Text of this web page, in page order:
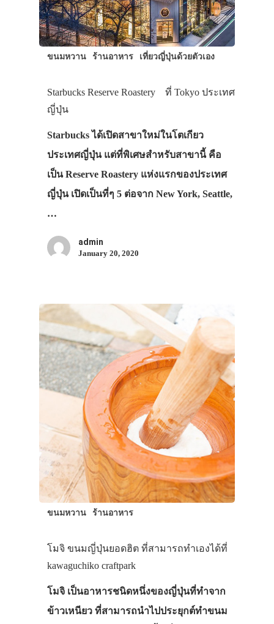
ขนมหวาน ร้านอาหาร เที่ยวญี่ปุ่นด้วยตัวเอง
Starbucks Reserve Roastery ที่ Tokyo ประเทศ
ญี่ปุ่น
Starbucks ได้เปิดสาขาใหม่ในโตเกียว
ประเทศญี่ปุ่น แต่ที่พิเศษสำหรับสาขานี้ คือ
เป็น Reserve Roastery แห่งแรกของประเทศ
ญี่ปุ่น เปิดเป็นที่ๆ 5 ต่อจาก New York, Seattle,
…
admin
January 20, 2020
ขนมหวาน ร้านอาหาร
โมจิ ขนมญี่ปุ่นยอดฮิต ที่สามารถทำเองได้ที่
kawaguchiko craftpark
โมจิ เป็นอาหารชนิดหนึ่งของญี่ปุ่นที่ทำจาก
ข้าวเหนียว ที่สามารถนำไปประยุกต์ทำขนม